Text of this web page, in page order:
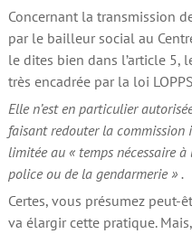
Concernant la transmission
par le bailleur social au
le dites bien dans l’article 5,
très encadrée par la loi
Elle n’est en particulier
faisant redouter la commission
limitée au « temps nécessaire
police ou de la gendarmerie » .
Certes, vous présumez
va élargir cette pratique.